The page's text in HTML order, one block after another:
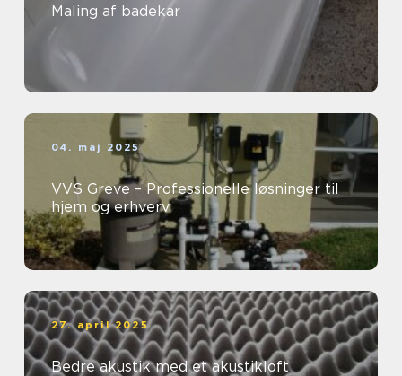
Maling af badekar
04. maj 2025
VVS Greve – Professionelle løsninger til
hjem og erhverv
27. april 2025
Bedre akustik med et akustikloft